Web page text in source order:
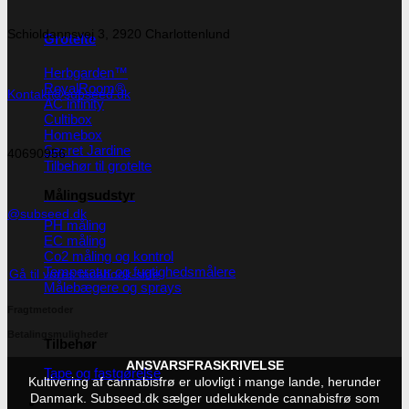
Grotelte
Herbgarden™
RoyalRoom®
AC infinity
Cultibox
Homebox
Secret Jardine
Tilbehør til grotelte
Målingsudstyr
PH måling
EC måling
Co2 måling og kontrol
Temperatur og fugtighedsmålere
Målebægere og sprays
Tilbehør
Tape og fastgørelse
Kurv
Schioldannsvej 3, 2920 Charlottenlund
Kontakt@subseed.dk
40690956
@subseed.dk
Gå til vores facebook-side
ANSVARSFRASKRIVELSE
Kultivering af cannabisfrø er ulovligt i mange lande, herunder
Danmark. Subseed.dk sælger udelukkende cannabisfrø som